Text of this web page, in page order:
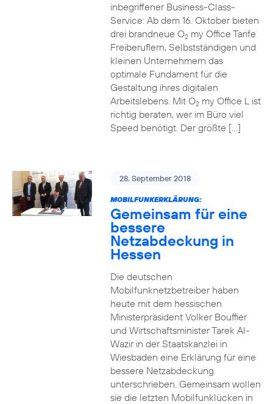
inbegriffener Business-Class-
Service: Ab dem 16. Oktober bieten
drei brandneue O2my Office Tarife
Freiberuflern, Selbstständigen und
kleinen Unternehmern das
optimale Fundament für die
Gestaltung ihres digitalen
Arbeitslebens. Mit O2my Office L ist
richtig beraten, wer im Büro viel
Speed benötigt. Der größte […]
28. September 2018
MOBILFUNKERKLÄRUNG:
Gemeinsam für eine
bessere
Netzabdeckung in
Hessen
Die deutschen
Mobilfunknetzbetreiber haben
heute mit dem hessischen
Ministerpräsident Volker Bouffier
und Wirtschaftsminister Tarek Al-
Wazir in der Staatskanzlei in
Wiesbaden eine Erklärung für eine
bessere Netzabdeckung
unterschrieben. Gemeinsam wollen
sie die letzten Mobilfunklücken in